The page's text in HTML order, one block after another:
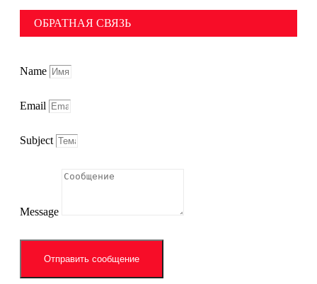
ОБРАТНАЯ СВЯЗЬ
Name
Email
Subject
Message
Отправить сообщение